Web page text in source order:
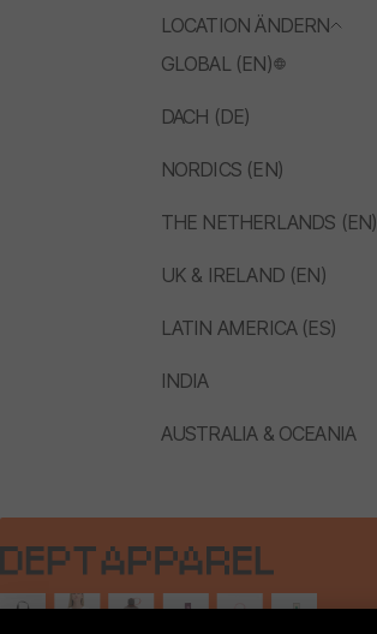
LOCATION ÄNDERN
GLOBAL (EN)
DACH (DE)
NORDICS (EN)
THE NETHERLANDS (EN)
UK & IRELAND (EN)
LATIN AMERICA (ES)
INDIA
AUSTRALIA & OCEANIA